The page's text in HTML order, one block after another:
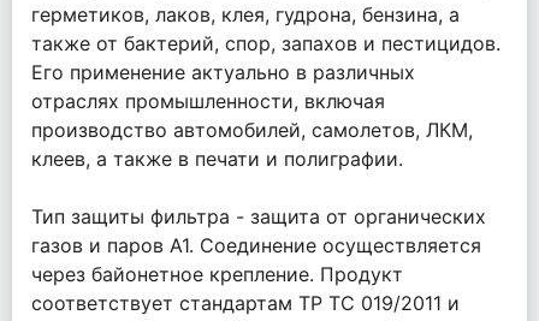
герметиков, лаков, клея, гудрона, бензина, а
также от бактерий, спор, запахов и пестицидов.
Его применение актуально в различных
отраслях промышленности, включая
производство автомобилей, самолетов, ЛКМ,
клеев, а также в печати и полиграфии.
Тип защиты фильтра - защита от органических
газов и паров A1. Соединение осуществляется
через байонетное крепление. Продукт
соответствует стандартам ТР ТС 019/2011 и